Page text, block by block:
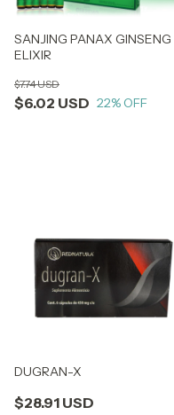
SANJING PANAX GINSENG
ELIXIR
$6.02 USD
$7.74 USD
22% OFF
DUGRAN-X
$28.91 USD